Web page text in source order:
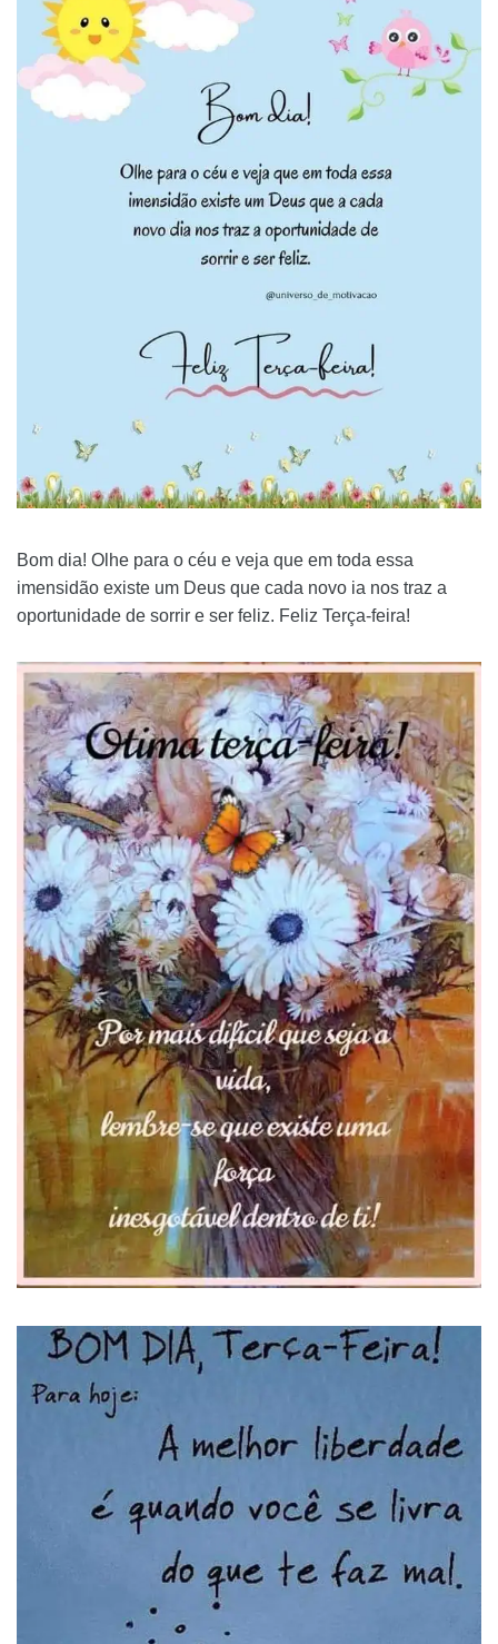
Bom dia! Olhe para o céu e veja que em toda essa
imensidão existe um Deus que cada novo ia nos traz a
oportunidade de sorrir e ser feliz. Feliz Terça-feira!